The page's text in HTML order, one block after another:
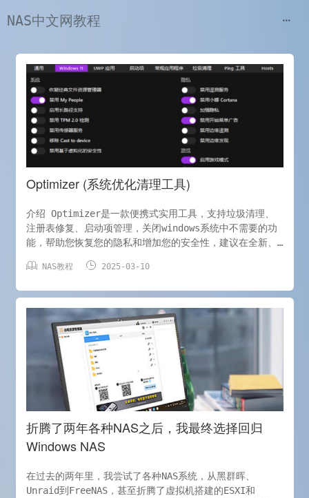
NAS中文网教程
Optimizer (系统优化清理工具)
介绍 Optimizer是一款便携式实用工具，支持垃圾清理、
注册表修复、启动项管理，关闭windows系统中不需要的功
能，帮助您恢复您的隐私和增加您的安全性，建议在全新、
安全性，根据您的Windows版本，Optimizer还允许您执行
https://github.com/hellzerg/optimizer/releases
https://pan.quark.cn/s/e6726412631c 软件截图 软
件体积仅2.13MB,但功能却极其丰富，诸如系统管理、磁盘
管理、隐私、Win11管理、启动项管理、垃圾清
NAS教程  2025-03-10
折腾了两年各种NAS之后，我最终选择回归
Windows NAS
在过去的两年里，我尝试了各种NAS系统，从黑群晖、
Unraid到FreeNAS，甚至折腾了虚拟机搭建的ESXI和